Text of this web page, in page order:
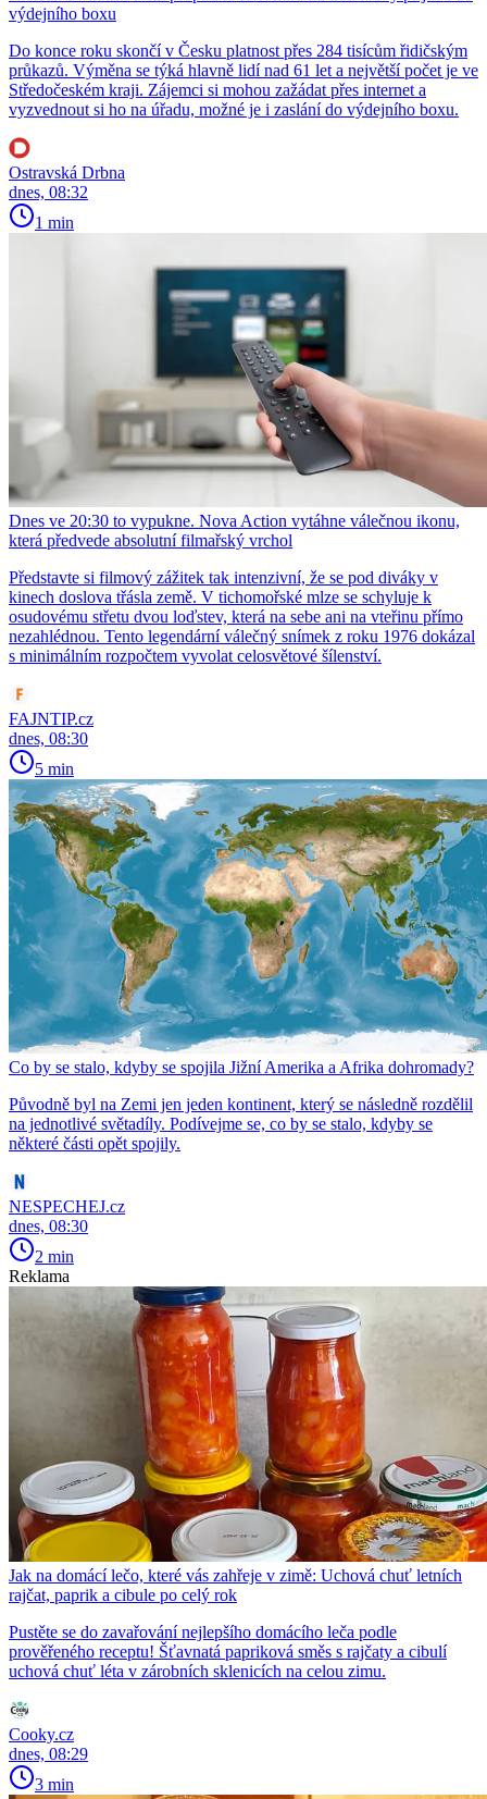
výdejního boxu
Do konce roku skončí v Česku platnost přes 284 tisícům řidičským
průkazů. Výměna se týká hlavně lidí nad 61 let a největší počet je ve
Středočeském kraji. Zájemci si mohou zažádat přes internet a
vyzvednout si ho na úřadu, možné je i zaslání do výdejního boxu.
Ostravská Drbna
dnes, 08:32
1 min
Dnes ve 20:30 to vypukne. Nova Action vytáhne válečnou ikonu,
která předvede absolutní filmařský vrchol
Představte si filmový zážitek tak intenzivní, že se pod diváky v
kinech doslova třásla země. V tichomořské mlze se schyluje k
osudovému střetu dvou loďstev, která na sebe ani na vteřinu přímo
nezahlédnou. Tento legendární válečný snímek z roku 1976 dokázal
s minimálním rozpočtem vyvolat celosvětové šílenství.
FAJNTIP.cz
dnes, 08:30
5 min
Co by se stalo, kdyby se spojila Jižní Amerika a Afrika dohromady?
Původně byl na Zemi jen jeden kontinent, který se následně rozdělil
na jednotlivé světadíly. Podívejme se, co by se stalo, kdyby se
některé části opět spojily.
NESPECHEJ.cz
dnes, 08:30
2 min
Reklama
Jak na domácí lečo, které vás zahřeje v zimě: Uchová chuť letních
rajčat, paprik a cibule po celý rok
Pustěte se do zavařování nejlepšího domácího leča podle
prověřeného receptu! Šťavnatá papriková směs s rajčaty a cibulí
uchová chuť léta v zárobních sklenicích na celou zimu.
Cooky.cz
dnes, 08:29
3 min